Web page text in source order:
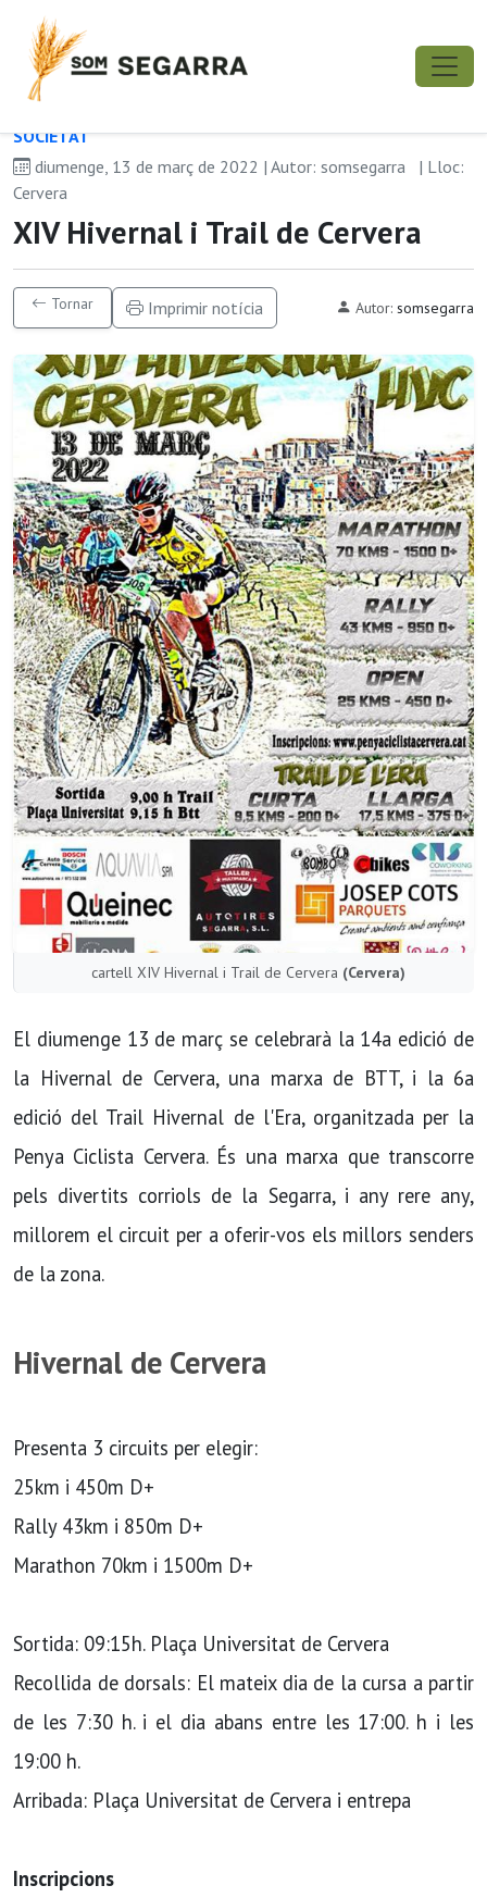
SOCIETAT
diumenge, 13 de març de 2022 | Autor: somsegarra
| Lloc:
Cervera
XIV Hivernal i Trail de Cervera
Tornar Imprimir notícia Autor: somsegarra
cartell XIV Hivernal i Trail de Cervera (Cervera)
El diumenge 13 de març se celebrarà la 14a edició de
la Hivernal de Cervera, una marxa de BTT, i la 6a
edició del Trail Hivernal de l'Era, organitzada per la
Penya Ciclista Cervera. És una marxa que transcorre
pels divertits corriols de la Segarra, i any rere any,
millorem el circuit per a oferir-vos els millors senders
de la zona.
Hivernal de Cervera
Presenta 3 circuits per elegir:
25km i 450m D+
Rally 43km i 850m D+
Marathon 70km i 1500m D+
Sortida: 09:15h. Plaça Universitat de Cervera
Recollida de dorsals: El mateix dia de la cursa a partir
de les 7:30 h. i el dia abans entre les 17:00. h i les
19:00 h.
Arribada: Plaça Universitat de Cervera i entrepa
Inscripcions